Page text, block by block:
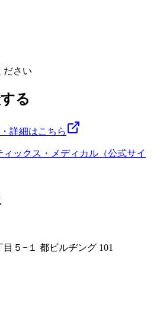
ださい
る
詳細はこちら
ィックス・メディカル（公式サイ
５−１ 都ビルヂング 101